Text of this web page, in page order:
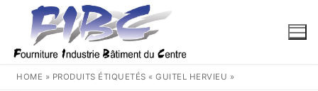
contenu
HOME » PRODUITS ÉTIQUETÉS « GUITEL HERVIEU »